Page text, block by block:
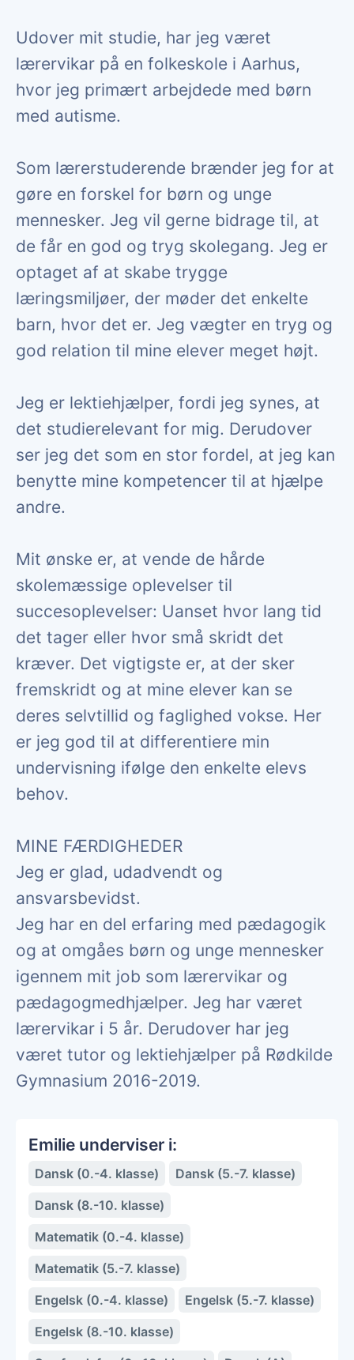
Udover mit studie, har jeg været
lærervikar på en folkeskole i Aarhus,
hvor jeg primært arbejdede med børn
med autisme.
Som lærerstuderende brænder jeg for at
gøre en forskel for børn og unge
mennesker. Jeg vil gerne bidrage til, at
de får en god og tryg skolegang. Jeg er
optaget af at skabe trygge
læringsmiljøer, der møder det enkelte
barn, hvor det er. Jeg vægter en tryg og
god relation til mine elever meget højt.
Jeg er lektiehjælper, fordi jeg synes, at
det studierelevant for mig. Derudover
ser jeg det som en stor fordel, at jeg kan
benytte mine kompetencer til at hjælpe
andre.
Mit ønske er, at vende de hårde
skolemæssige oplevelser til
succesoplevelser: Uanset hvor lang tid
det tager eller hvor små skridt det
kræver. Det vigtigste er, at der sker
fremskridt og at mine elever kan se
deres selvtillid og faglighed vokse. Her
er jeg god til at differentiere min
undervisning ifølge den enkelte elevs
behov.
MINE FÆRDIGHEDER
Jeg er glad, udadvendt og
ansvarsbevidst.
Jeg har en del erfaring med pædagogik
og at omgåes børn og unge mennesker
igennem mit job som lærervikar og
pædagogmedhjælper. Jeg har været
lærervikar i 5 år. Derudover har jeg
været tutor og lektiehjælper på Rødkilde
Gymnasium 2016-2019.
Emilie underviser i:
Dansk (0.-4. klasse)
Dansk (5.-7. klasse)
Dansk (8.-10. klasse)
Matematik (0.-4. klasse)
Matematik (5.-7. klasse)
Engelsk (0.-4. klasse)
Engelsk (5.-7. klasse)
Engelsk (8.-10. klasse)